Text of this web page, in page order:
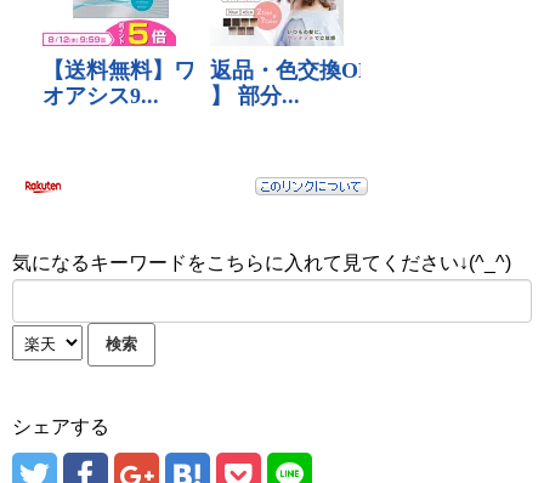
気になるキーワードをこちらに入れて見てください↓(^_^)
シェアする